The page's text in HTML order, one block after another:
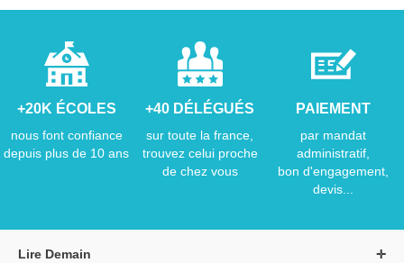
+20K ÉCOLES
nous font confiance
depuis plus de 10 ans
+40 DÉLÉGUÉS
sur toute la france,
trouvez celui proche
de chez vous
PAIEMENT
par mandat
administratif,
bon d'engagement,
devis...
Lire Demain